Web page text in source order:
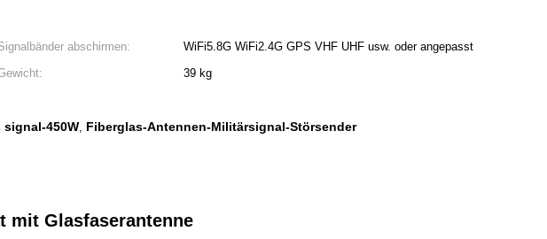
abschirmen:
WiFi5.8G WiFi2.4G GPS VHF UHF usw. oder angepasst
39 kg
450W, Fiberglas-Antennen-Militärsignal-Störsender
mit Glasfaserantenne